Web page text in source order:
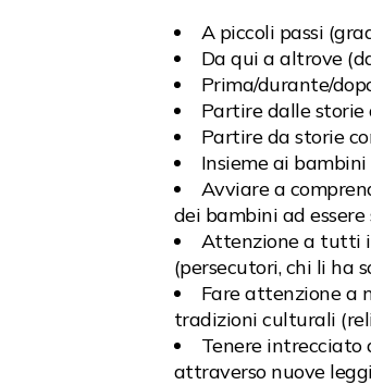
A piccoli passi
Da qui a altrove
Prima/durante/
Partire dalle
Partire da storie
Insieme ai
Avviare a
dei bambini ad
Attenzione a tutti i
(persecutori, chi li ha
Fare attenzione a
tradizioni culturali
Tenere
attraverso nuove leggi